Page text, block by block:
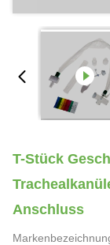
T-Stück
Anschluss